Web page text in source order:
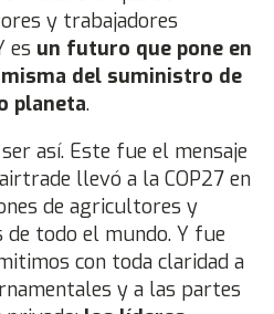
y trabajadores
es un futuro que pone en
del suministro de
planeta.
así. Este fue el mensaje
llevó a la COP27 en
de agricultores y
todo el mundo. Y fue
con toda claridad a
y a las partes